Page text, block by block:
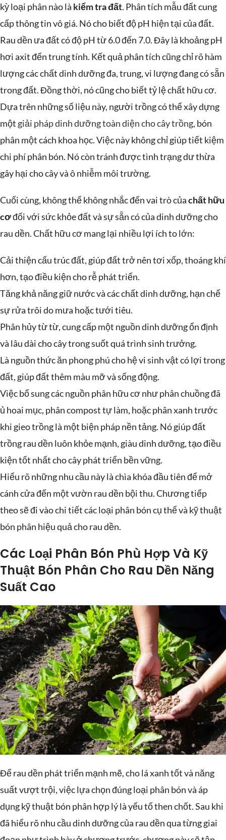
kỳ loại phân nào là kiểm tra đất. Phân tích mẫu đất cung
cấp thông tin vô giá. Nó cho biết độ pH hiện tại của đất.
Rau dền ưa đất có độ pH từ 6.0 đến 7.0. Đây là khoảng pH
hơi axit đến trung tính. Kết quả phân tích cũng chỉ rõ hàm
lượng các chất dinh dưỡng đa, trung, vi lượng đang có sẵn
trong đất. Đồng thời, nó cũng cho biết tỷ lệ chất hữu cơ.
Dựa trên những số liệu này, người trồng có thể xây dựng
một giải pháp dinh dưỡng toàn diện cho cây trồng, bón
phân một cách khoa học. Việc này không chỉ giúp tiết kiệm
chi phí phân bón. Nó còn tránh được tình trạng dư thừa
gây hại cho cây và ô nhiễm môi trường.
Cuối cùng, không thể không nhắc đến vai trò củachất hữu
cơđối với sức khỏe đất và sự sẵn có của dinh dưỡng cho
rau dền. Chất hữu cơ mang lại nhiều lợi ích to lớn:
Cải thiện cấu trúc đất, giúp đất trở nên tơi xốp, thoáng khí
hơn, tạo điều kiện cho rễ phát triển.
Tăng khả năng giữ nước và các chất dinh dưỡng, hạn chế
sự rửa trôi do mưa hoặc tưới tiêu.
Phân hủy từ từ, cung cấp một nguồn dinh dưỡng ổn định
và lâu dài cho cây trong suốt quá trình sinh trưởng.
Là nguồn thức ăn phong phú cho hệ vi sinh vật có lợi trong
đất, giúp đất thêm màu mỡ và sống động.
Việc bổ sung các nguồn phân hữu cơ như phân chuồng đã
ủ hoai mục, phân compost tự làm, hoặc phân xanh trước
khi gieo trồng là một biện pháp nền tảng. Nó giúp đất
trồng rau dền luôn khỏe mạnh, giàu dinh dưỡng, tạo điều
kiện tốt nhất cho cây phát triển bền vững.
Hiểu rõ những nhu cầu này là chìa khóa đầu tiên để mở
cánh cửa đến một vườn rau dền bội thu. Chương tiếp
theo sẽ đi vào chi tiết các loại phân bón cụ thể và kỹ thuật
bón phân hiệu quả cho rau dền.
Các Loại Phân Bón Phù Hợp Và Kỹ
Thuật Bón Phân Cho Rau Dền Năng
Suất Cao
Để rau dền phát triển mạnh mẽ, cho lá xanh tốt và năng
suất vượt trội, việc lựa chọn đúng loại phân bón và áp
dụng kỹ thuật bón phân hợp lý là yếu tố then chốt. Sau khi
đã hiểu rõ nhu cầu dinh dưỡng của rau dền qua từng giai